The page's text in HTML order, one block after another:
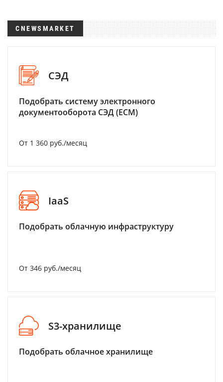
CNEWSMARKET
СЭД
Подобрать систему электронного
документооборота СЭД (ECM)
От 1 360 руб./месяц
IaaS
Подобрать облачную инфраструктуру
От 346 руб./месяц
S3-хранилище
Подобрать облачное хранилище